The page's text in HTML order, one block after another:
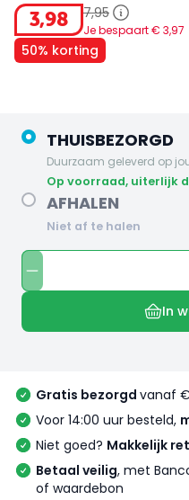
3,98 7,95
Je bespaart € 3,97
50% korting
THUISBEZORGD
Duurzaam geleverd op
op voorraad, uiterlijk
AFHALEN
Niet af te halen
In
Gratis bezorgd vanaf
Voor 14:00 uur besteld,
Niet goed? Makkelijk
Betaal veilig, met
of waardebon